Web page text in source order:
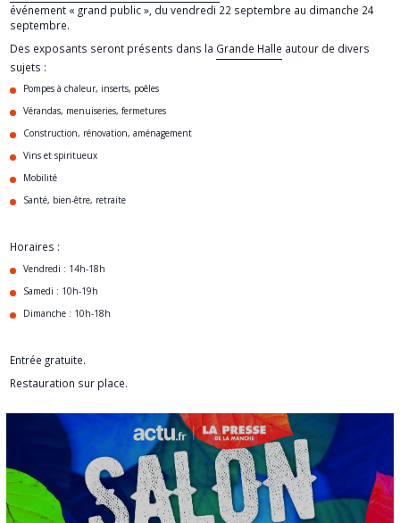
événement « grand public », du vendredi 22 septembre au dimanche 24
septembre.
Des exposants seront présents dans la Grande Halle autour de divers
sujets :
Pompes à chaleur, inserts, poêles
Vérandas, menuiseries, fermetures
Construction, rénovation, aménagement
Vins et spiritueux
Mobilité
Santé, bien-être, retraite
Horaires :
Vendredi : 14h-18h
Samedi : 10h-19h
Dimanche : 10h-18h
Entrée gratuite.
Restauration sur place.